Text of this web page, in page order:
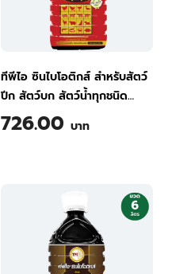
ทีพีไอ ซินไบโอติกส์ สำหรับสัตว์
ปีก สัตว์บก สัตว์น้ำทุกชนิด
ขนาด 6 ลิตร
for Poulrty Land and Aquatic
726.00 บาท